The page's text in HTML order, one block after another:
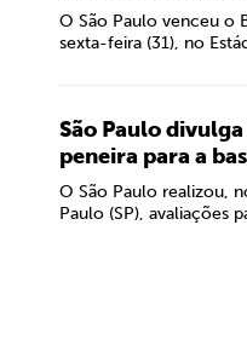
O São Paulo venceu o
sexta-feira (31), no
São Paulo
peneira para a
O São Paulo realizou,
Paulo (SP), avaliações